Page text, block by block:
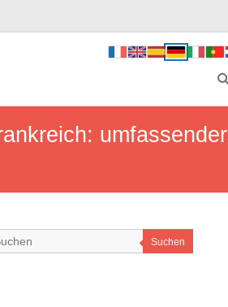
umfassender
Suchen